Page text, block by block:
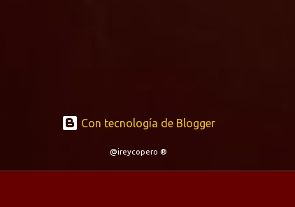
Con tecnología de Blogger
@ireycopero ®